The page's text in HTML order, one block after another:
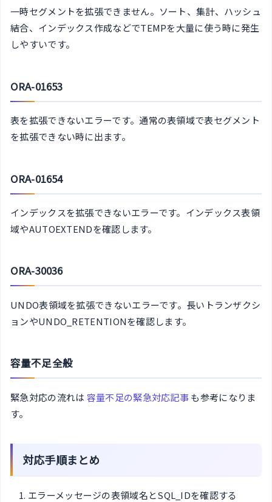
一時セグメントを拡張できません。ソート、集計、ハッシュ
結合、インデックス作成などでTEMPを大量に使う時に発生
しやすいです。
ORA-01653
表を拡張できないエラーです。通常の表領域で表セグメント
を拡張できない時に出ます。
ORA-01654
インデックスを拡張できないエラーです。インデックス表領
域やAUTOEXTENDを確認します。
ORA-30036
UNDO表領域を拡張できないエラーです。長いトランザクシ
ョンやUNDO_RETENTIONを確認します。
容量不足全般
緊急対応の流れは 容量不足の緊急対応記事も参考になりま
す。
対応手順まとめ
エラーメッセージの表領域名とSQL_IDを確認する